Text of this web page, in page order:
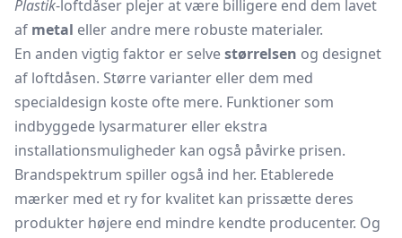
Plastik-loftdåser plejer at være billigere end dem lavet
af metal eller andre mere robuste materialer.
En anden vigtig faktor er selvestørrelsen og designet
af loftdåsen. Større varianter eller dem med
specialdesign koste ofte mere. Funktioner som
indbyggede lysarmaturer eller ekstra
installationsmuligheder kan også påvirke prisen.
Brandspektrum spiller også ind her. Etablerede
mærker med et ry for kvalitet kan prissætte deres
produkter højere end mindre kendte producenter. Og